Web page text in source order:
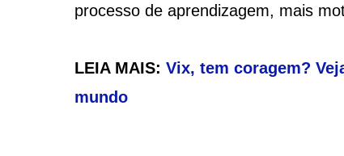
processo de aprendizagem, mais
LEIA MAIS: Vix, tem coragem?
mundo